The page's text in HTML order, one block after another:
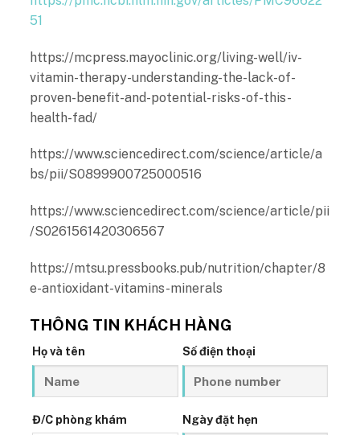
51
https://mcpress.mayoclinic.org/living-well/iv-
vitamin-therapy-understanding-the-lack-of-
proven-benefit-and-potential-risks-of-this-
health-fad/
https://www.sciencedirect.com/science/article/a
bs/pii/S0899900725000516
https://www.sciencedirect.com/science/article/pii
/S0261561420306567
https://mtsu.pressbooks.pub/nutrition/chapter/8
e-antioxidant-vitamins-minerals
THÔNG TIN KHÁCH HÀNG
Họ và tên Số điện thoại
Đ/C phòng khám Ngày đặt hẹn